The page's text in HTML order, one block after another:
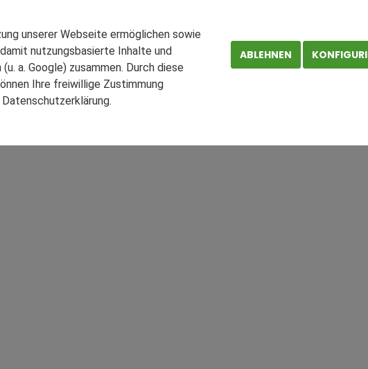
Die Geis Gruppe hat 2022 mit einem neuen Umsatzrekord
Euro. Das entspricht einer Steigerung von 14,5 Prozent1
6.600 Mitarbeitende.
unserer Webseite ermöglichen sowie
nutzungsbasierte Inhalte und
a. Google) zusammen. Durch diese
Ihre freiwillige Zustimmung
ABLEHNEN